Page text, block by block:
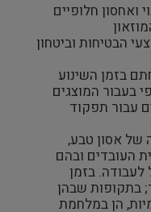
ואחסון חלופיים
הבטיחות וביטחון
בזמן השינוע
בעבור המוצגים
עבור תפקוד
של אסון טבע,
העובדים ובהם
לעבודה. בזמן
בתקופות שבהן
הן במלחמת